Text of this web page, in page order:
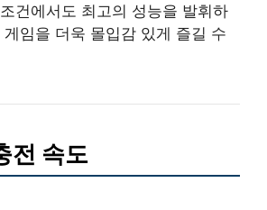
건에서도 최고의 성능을 발휘하
임을 더욱 몰입감 있게 즐길 수
전 속도